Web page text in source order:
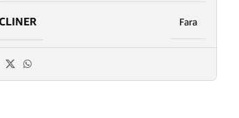
Fara